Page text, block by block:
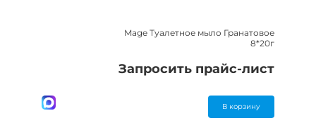
Mage Туалетное мыло Гранатовое
8*20г
Запросить прайс-лист
В корзину